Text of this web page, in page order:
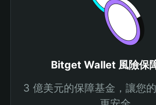
Bitget Wallet 風險保
3 億美元的保障基金，讓您